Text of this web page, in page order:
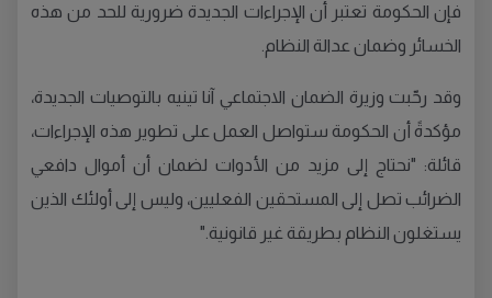
فإن الحكومة تعتبر أن الإجراءات الجديدة ضرورية للحد من هذه
الخسائر وضمان عدالة النظام.
وقد رحّبت وزيرة الضمان الاجتماعي آنا تينيه بالتوصيات الجديدة،
مؤكدةً أن الحكومة ستواصل العمل على تطوير هذه الإجراءات،
قائلة: "نحتاج إلى مزيد من الأدوات لضمان أن أموال دافعي
الضرائب تصل إلى المستحقين الفعليين، وليس إلى أولئك الذين
يستغلون النظام بطريقة غير قانونية."